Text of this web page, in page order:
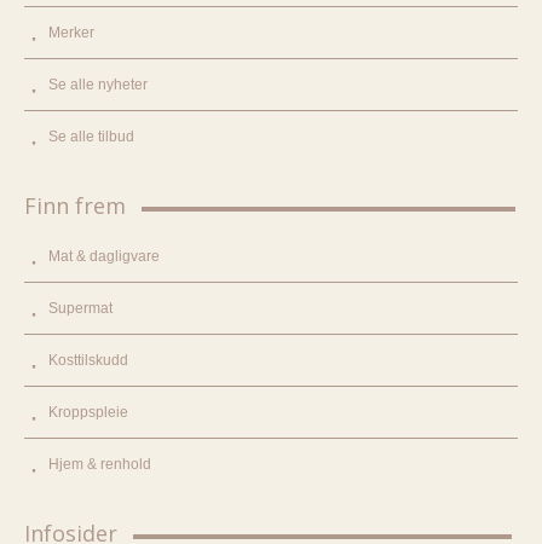
Merker
Se alle nyheter
Se alle tilbud
Finn frem
Mat & dagligvare
Supermat
Kosttilskudd
Kroppspleie
Hjem & renhold
Infosider